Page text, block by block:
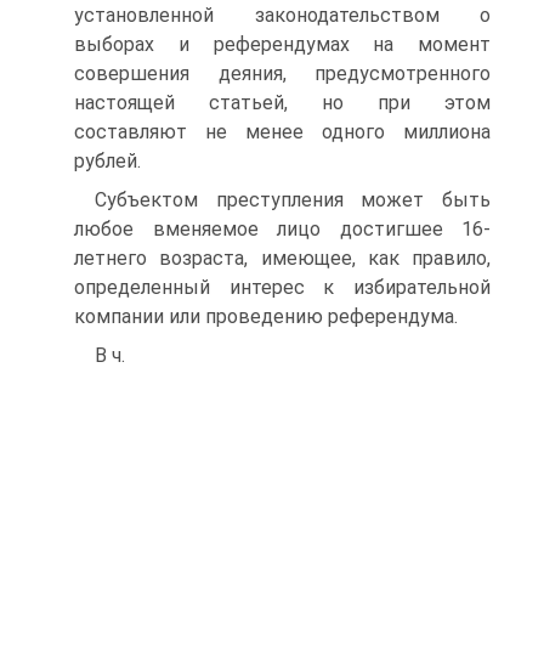
установленной законодательством о
выборах и референдумах на момент
совершения деяния, предусмотренного
настоящей статьей, но при этом
составляют не менее одного миллиона
рублей.
Субъектом преступления может быть
любое вменяемое лицо достигшее 16-
летнего возраста, имеющее, как правило,
определенный интерес к избирательной
компании или проведению референдума.
В ч.